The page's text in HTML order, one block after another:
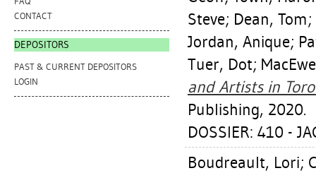
CONTACT
DEPOSITORS
PAST & CURRENT DEPOSITORS
LOGIN
Steve; Dean, Tom;
Jordan, Anique;
Tuer, Dot;
and Artists in
Publishing, 2020.
DOSSIER: 410 -
Boudreault, Lori;